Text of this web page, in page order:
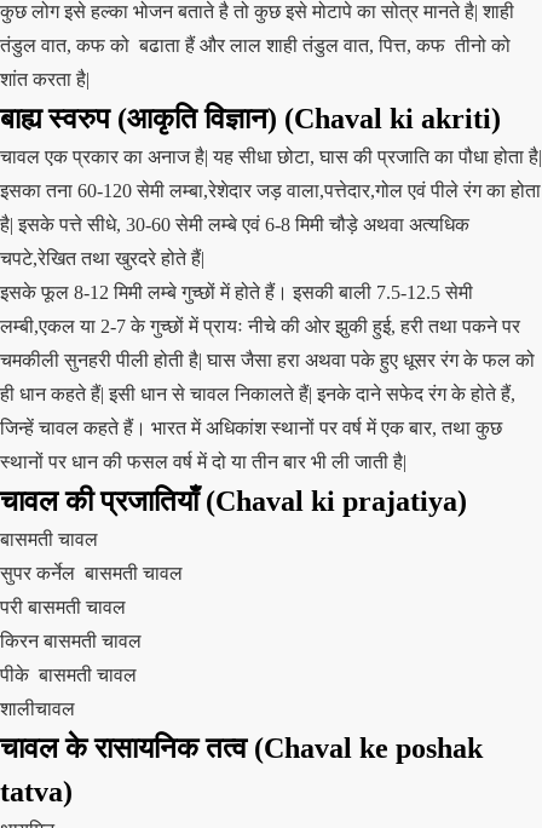
कुछ लोग इसे हल्का भोजन बताते है तो कुछ इसे मोटापे का सोत्र मानते है| शाही
तंडुल वात, कफ को बढाता हैं और लाल शाही तंडुल वात, पित्त, कफ तीनो को
शांत करता है|
बाह्य स्वरुप (आकृति विज्ञान) (Chaval ki akriti)
चावल एक प्रकार का अनाज है| यह सीधा छोटा, घास की प्रजाति का पौधा होता है|
इसका तना 60-120 सेमी लम्बा,रेशेदार जड़ वाला,पत्तेदार,गोल एवं पीले रंग का होता
है| इसके पत्ते सीधे, 30-60 सेमी लम्बे एवं 6-8 मिमी चौड़े अथवा अत्यधिक
चपटे,रेखित तथा खुरदरे होते हैं|
इसके फूल 8-12 मिमी लम्बे गुच्छों में होते हैं। इसकी बाली 7.5-12.5 सेमी
लम्बी,एकल या 2-7 के गुच्छों में प्रायः नीचे की ओर झुकी हुई, हरी तथा पकने पर
चमकीली सुनहरी पीली होती है| घास जैसा हरा अथवा पके हुए धूसर रंग के फल को
ही धान कहते हैं| इसी धान से चावल निकालते हैं| इनके दाने सफेद रंग के होते हैं,
जिन्हें चावल कहते हैं। भारत में अधिकांश स्थानों पर वर्ष में एक बार, तथा कुछ
स्थानों पर धान की फसल वर्ष में दो या तीन बार भी ली जाती है|
चावल कीप्रजातियाँ (Chaval ki prajatiya)
बासमती चावल
सुपर कर्नेल बासमती चावल
परी बासमती चावल
किरन बासमती चावल
पीके बासमती चावल
शालीचावल
चावल के रासायनिक तत्व (Chaval ke poshak
tatva)